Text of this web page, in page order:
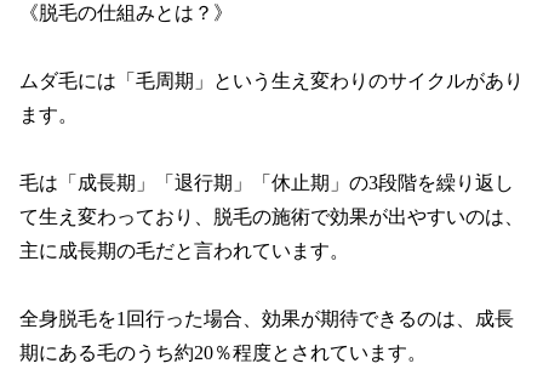
《脱毛の仕組みとは？》
ムダ毛には「毛周期」という生え変わりのサイクルがあり
ます。
毛は「成長期」「退行期」「休止期」の3段階を繰り返し
て生え変わっており、脱毛の施術で効果が出やすいのは、
主に成長期の毛だと言われています。
全身脱毛を1回行った場合、効果が期待できるのは、成長
期にある毛のうち約20％程度とされています。